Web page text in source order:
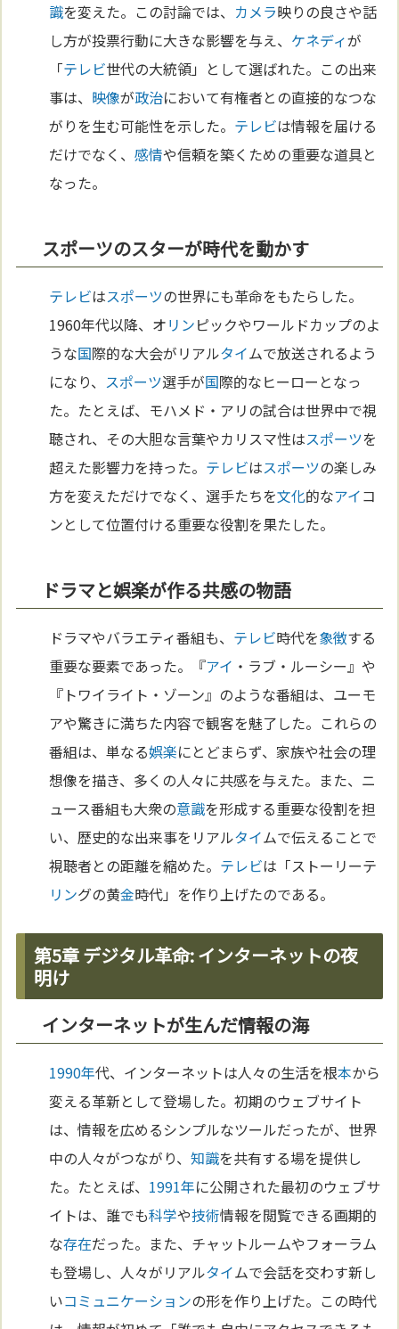
識を変えた。この討論では、 カメラ映りの良さや話
し方が投票行動に大きな影響を与え、 ケネディが
「テレビ世代の大統領」として選ばれた。この出来
事は、 映像が政治において有権者との直接的なつな
がりを生む可能性を示した。 テレビは情報を届ける
だけでなく、感情や信頼を築くための重要な道具と
なった。
スポーツのスターが時代を動かす
テレビはスポーツの世界にも革命をもたらした。
1960年代以降、オリンピックやワールドカップのよ
うな国際的な大会がリアルタイムで放送されるよう
になり、 スポーツ選手が国際的なヒーローとなっ
た。たとえば、モハメド・アリの試合は世界中で視
聴され、その大胆な言葉やカリスマ性はスポーツを
超えた影響力を持った。 テレビはスポーツの楽しみ
方を変えただけでなく、選手たちを文化的なアイコ
ンとして位置付ける重要な役割を果たした。
ドラマと娯楽が作る共感の物語
ドラマやバラエティ番組も、 テレビ時代を象徴する
重要な要素であった。『アイ ・ラブ・ルーシー』や
『トワイライト・ゾーン』のような番組は、ユーモ
アや驚きに満ちた内容で観客を魅了した。これらの
番組は、単なる娯楽にとどまらず、家族や社会の理
想像を描き、多くの人々に共感を与えた。また、ニ
ュース番組も大衆の意識を形成する重要な役割を担
い、歴史的な出来事をリアルタイムで伝えることで
視聴者との距離を縮めた。 テレビは「ストーリーテ
リングの黄金時代」を作り上げたのである。
第5章 デジタル革命: インターネットの夜
明け
インターネットが生んだ情報の海
1990年代、インターネットは人々の生活を根本から
変える革新として登場した。初期のウェブサイト
は、情報を広めるシンプルなツールだったが、世界
中の人々がつながり、知識を共有する場を提供し
た。たとえば、 1991年に公開された最初のウェブサ
イトは、誰でも科学や技術情報を閲覧できる画期的
な存在だった。また、チャットルームやフォーラム
も登場し、人々がリアルタイムで会話を交わす新し
いコミュニケーションの形を作り上げた。この時代